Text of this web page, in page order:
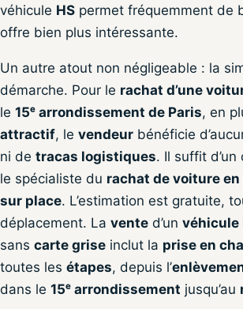
véhicule HS permet fréquemment de
offre bien plus intéressante.
Un autre atout non négligeable : la
démarche. Pour le rachat d’une
le 15ᵉ arrondissement de Paris, en
attractif, le vendeur bénéficie
ni de tracas logistiques. Il suffit
le spécialiste du rachat de voiture
sur place. L’estimation est gratuite,
déplacement. La vente d’un véhicule
sans carte grise inclut la prise en
toutes les étapes, depuis l’
dans le 15ᵉ arrondissement jusqu’au